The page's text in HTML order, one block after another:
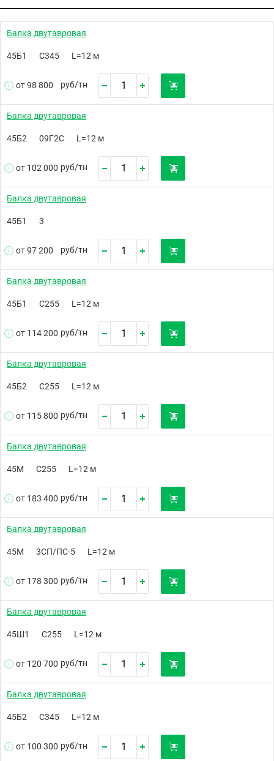
Балка двутавровая
45Б1 С345 L=12 м
от 98 800 руб/тн
Балка двутавровая
45Б2 09Г2С L=12 м
от 102 000 руб/тн
Балка двутавровая
45Б1 3
от 97 200 руб/тн
Балка двутавровая
45Б1 С255 L=12 м
от 114 200 руб/тн
Балка двутавровая
45Б2 С255 L=12 м
от 115 800 руб/тн
Балка двутавровая
45М С255 L=12 м
от 183 400 руб/тн
Балка двутавровая
45М 3СП/ПС-5 L=12 м
от 178 300 руб/тн
Балка двутавровая
45Ш1 С255 L=12 м
от 120 700 руб/тн
Балка двутавровая
45Б2 С345 L=12 м
от 100 300 руб/тн